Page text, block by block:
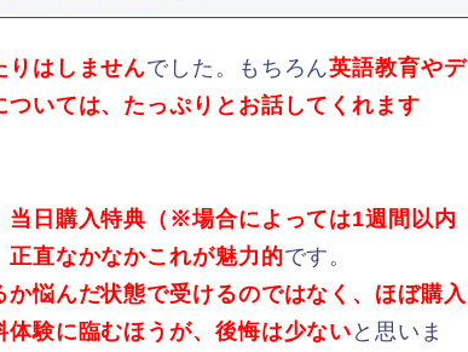
りはしませんでした。もちろん英語教育やデ
いては、たっぷりとお話してくれます
当日購入特典（※場合によっては1週間以内
直なかなかこれが魅力的です。
悩んだ状態で受けるのではなく、ほぼ購入
験に臨むほうが、後悔は少ない と思いま